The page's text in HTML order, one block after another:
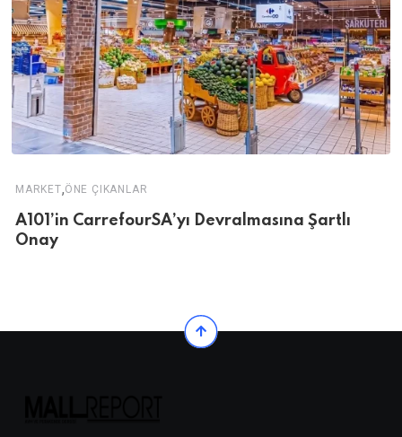
MARKET,ÖNE ÇIKANLAR
A101’in CarrefourSA’yı Devralmasına Şartlı
Onay